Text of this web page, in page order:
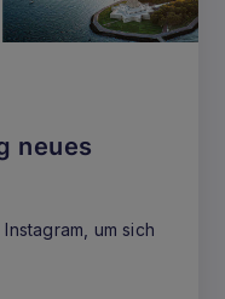
neues
um sich